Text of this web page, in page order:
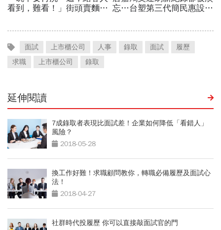
面試 上市櫃公司 人事 錄取 面試
履歷
求職
上市櫃公司 錄取
延伸閱讀
7成錄取者表現比面試差！企業如何降低「看錯人」
風險？
2018-05-28
換工作好難！求職顧問教你，轉職必備履歷及面試心
法！
2018-04-27
社群時代投履歷 你可以直接敲面試官的門